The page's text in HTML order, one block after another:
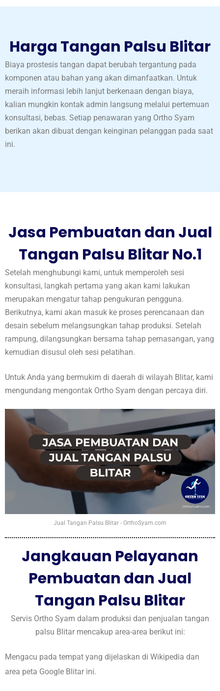
Harga Tangan Palsu Blitar
Biaya prostesis tangan dapat berubah tergantung pada
komponen atau bahan yang akan dimanfaatkan. Untuk
meraih informasi lebih lanjut berkenaan dengan biaya,
kalian mungkin kontak admin langsung melalui pertemuan
konsultasi, bebas. Setiap penawaran yang Ortho Syam
berikan akan dibuat dengan keinginan pelanggan pada saat
ini.
Jasa Pembuatan dan Jual
Tangan Palsu Blitar No.1
Setelah menghubungi kami, untuk memperoleh sesi
konsultasi, langkah pertama yang akan kami lakukan
merupakan mengatur tahap pengukuran pengguna.
Berikutnya, kami akan masuk ke proses perencanaan dan
desain sebelum melangsungkan tahap produksi. Setelah
rampung, dilangsungkan bersama tahap pemasangan, yang
kemudian disusul oleh sesi pelatihan.
Untuk Anda yang bermukim di daerah di wilayah Blitar, kami
mengundang mengontak Ortho Syam dengan percaya diri.
Jual Tangan Palsu Blitar - OrthoSyam.com
Jangkauan Pelayanan
Pembuatan dan Jual
Tangan Palsu Blitar
Servis Ortho Syam dalam produksi dan penjualan tangan
palsu Blitar mencakup area-area berikut ini:
Mengacu pada tempat yang dijelaskan di Wikipedia dan
area peta Google Blitar ini.